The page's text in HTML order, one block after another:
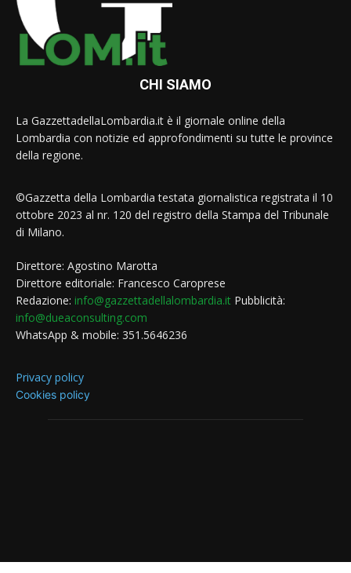
CHI SIAMO
La GazzettadellaLombardia.it è il giornale online della
Lombardia con notizie ed approfondimenti su tutte le province
della regione.
©Gazzetta della Lombardia testata giornalistica registrata il 10
ottobre 2023 al nr. 120 del registro della Stampa del Tribunale
di Milano.
Direttore: Agostino Marotta
Direttore editoriale: Francesco Caroprese
Redazione: info@gazzettadellalombardia.it Pubblicità:
info@dueaconsulting.com
WhatsApp & mobile: 351.5646236
Privacy policy
Cookies policy